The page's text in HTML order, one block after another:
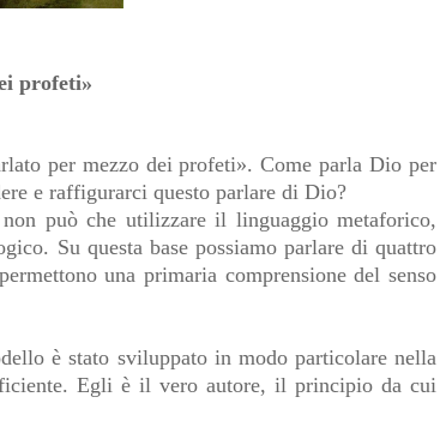
profeti»
per mezzo dei profeti». Come parla Dio per
e raffigurarci questo parlare di Dio?
può che utilizzare il linguaggio metaforico,
Su questa base possiamo parlare di quattro
una primaria comprensione del senso
è stato sviluppato in modo particolare nella
Egli è il vero autore, il principio da cui